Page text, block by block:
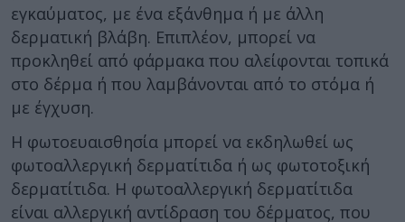
εγκαύματος, με ένα εξάνθημα ή με άλλη
δερματική βλάβη. Επιπλέον, μπορεί να
προκληθεί από φάρμακα που αλείφονται τοπικά
στο δέρμα ή που λαμβάνονται από το στόμα ή
με έγχυση.
Η φωτοευαισθησία μπορεί να εκδηλωθεί ως
φωτοαλλεργική δερματίτιδα ή ως φωτοτοξική
δερματίτιδα. Η φωτοαλλεργική δερματίτιδα
είναι αλλεργική αντίδραση του δέρματος, που